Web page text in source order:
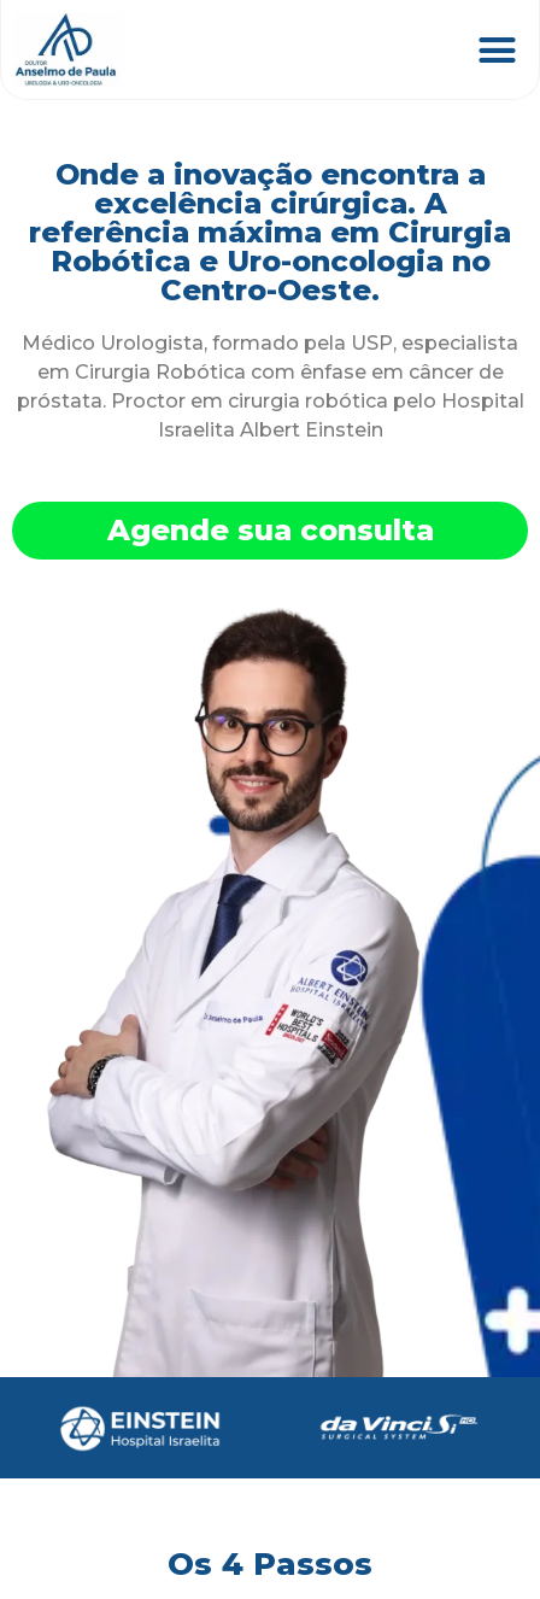
Onde a inovação encontra a
excelência cirúrgica. A
referência máxima em Cirurgia
Robótica e Uro-oncologia no
Centro-Oeste.
Médico Urologista, formado pela USP, especialista
em Cirurgia Robótica com ênfase em câncer de
próstata. Proctor em cirurgia robótica pelo Hospital
Israelita Albert Einstein
Agende sua consulta
Os 4 Passos